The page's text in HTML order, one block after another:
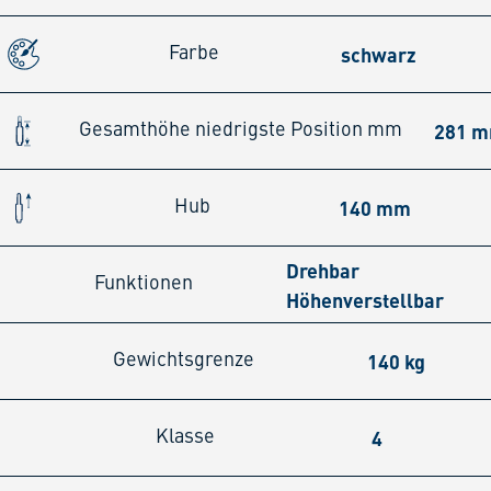
Farbe schwarz
Gesamthöhe niedrigste Position mm 281
Hub 140 mm
Funktionen
Drehbar
Höhenverstellbar
Gewichtsgrenze 140 kg
Klasse 4